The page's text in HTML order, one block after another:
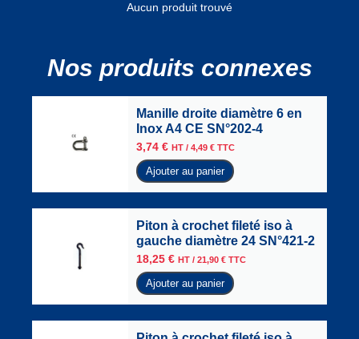
Aucun produit trouvé
Nos produits connexes
Manille droite diamètre 6 en
Inox A4 CE SN°202-4
3,74 € HT / 4,49 € TTC
Ajouter au panier
Piton à crochet fileté iso à
gauche diamètre 24 SN°421-2
18,25 € HT / 21,90 € TTC
Ajouter au panier